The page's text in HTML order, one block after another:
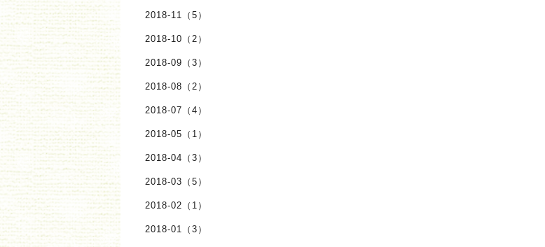
2018-11（5）
2018-10（2）
2018-09（3）
2018-08（2）
2018-07（4）
2018-05（1）
2018-04（3）
2018-03（5）
2018-02（1）
2018-01（3）